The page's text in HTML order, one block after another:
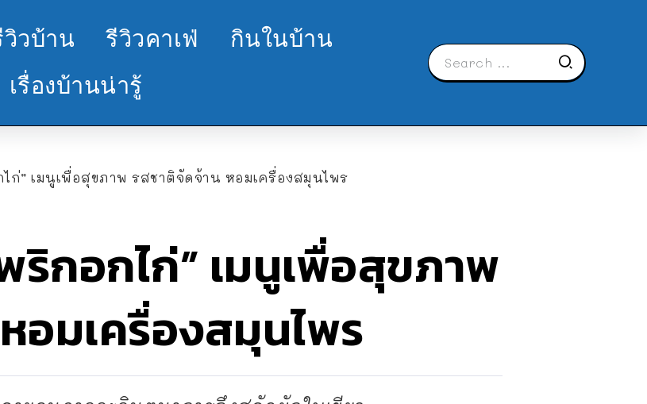
วิวบ้าน รีวิวคาเฟ่
กินในบ้าน
เรื่องบ้านน่ารู้
ไก่” เมนูเพื่อสุขภาพ รสชาติจัดจ้าน หอมเครื่องสมุนไพร
ริกอกไก่” เมนูเพื่อสุขภาพ
อมเครื่องสมุนไพร